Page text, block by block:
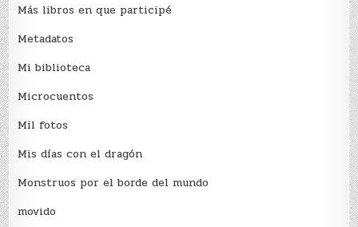
Más libros en que participé
Metadatos
Mi biblioteca
Microcuentos
Mil fotos
Mis días con el dragón
Monstruos por el borde del mundo
movido